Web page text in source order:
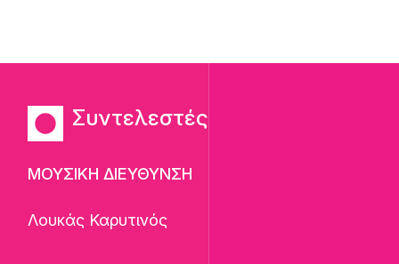
Συντελεστές
ΜΟΥΣΙΚΗ ΔΙΕΥΘΥΝΣΗ
Λουκάς Καρυτινός